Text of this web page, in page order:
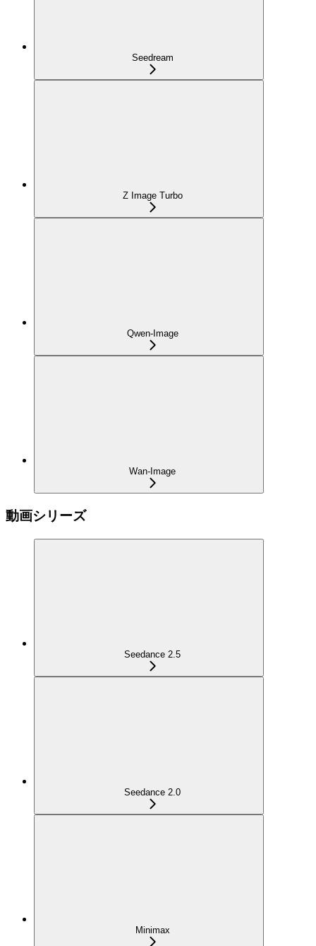
Seedream
Z Image Turbo
Qwen-Image
Wan-Image
動画シリーズ
Seedance 2.5
Seedance 2.0
Minimax